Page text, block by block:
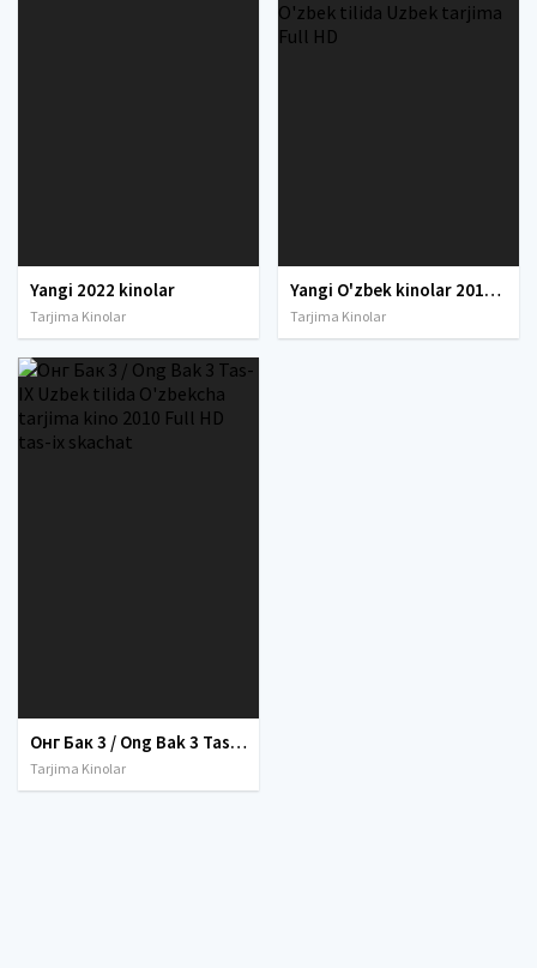
Yangi 2022 kinolar
Tarjima Kinolar
Yangi O'zbek kinolar 2010-2011-2012-2013-2014-2015-2016-2017-2018-2019-2020-2021-2022-2023-2024-2025 O'zbek tilida Uzbek tarjima Full HD
Tarjima Kinolar
Онг Бак 3 / Ong Bak 3 Tas-IX Uzbek tilida O'zbekcha tarjima kino 2010 Full HD tas-ix skachat
Tarjima Kinolar